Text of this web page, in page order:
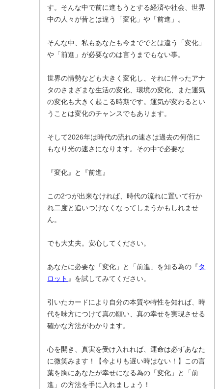
す。そんな中で前に進もうとする経済や社会、世界
中の人々が昔とは違う「変化」や「前進」。
そんな中、私もあなたも今まででとは違う「変化」
や「前進」が必要なのは言うまでもない事。
世界の情勢なども大きく変化し、それに伴ったアナ
タのさまざまな生活の変化、環境の変化、また運気
の変化も大きく起こる時期です。運気が変わるとい
うことは変化のチャンスでもあります。
そして2026年は時代の流れの速さは過去の何倍に
もなり光の速さになります。その中で必要な
『変化』と『前進』
この2つが出来なければ、時代の流れに置いて行か
れ二度と追いつけなくなってしまうかもしれませ
ん。
でも大丈夫。安心してください。
あなたに必要な「変化」と「前進」を知る為の『 タ
ロット 』を試してみてください。
引いたカードにより自分の本質や特性を知れば、時
代を味方につけて真の願い、真の幸せを実現させる
確かな方法がわかります。
心を開き、真実を受け入れれば、運命は必ずあなた
に微笑みます！【今よりも遅い時はない！】この言
葉を胸にあなたが幸せになる為の「変化」と「前
進」の方法を手に入れましょう！